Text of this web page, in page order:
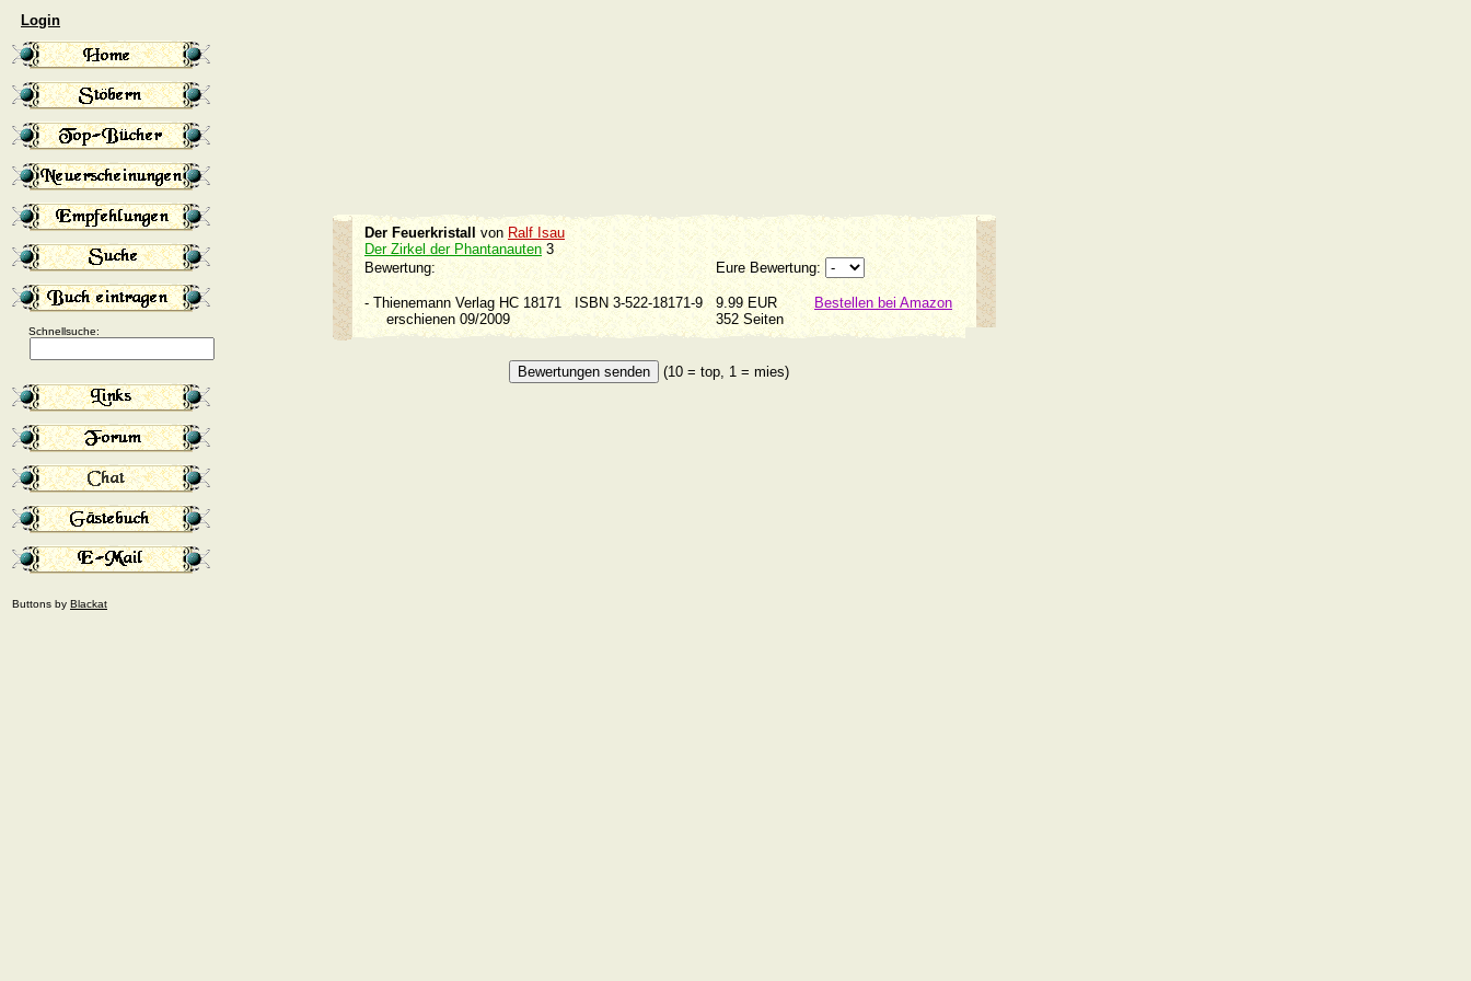
Login
Schnellsuche:
Buttons by Blackat
Der Feuerkristallvon Ralf Isau
Der Zirkel der Phantanauten3
Bewertung:
Eure Bewertung:
- Thienemann Verlag HC 18171ISBN 3-522-18171-9 9.99 EUR
Bestellen bei Amazon
erschienen 09/2009
352 Seiten
(10 = top, 1 = mies)